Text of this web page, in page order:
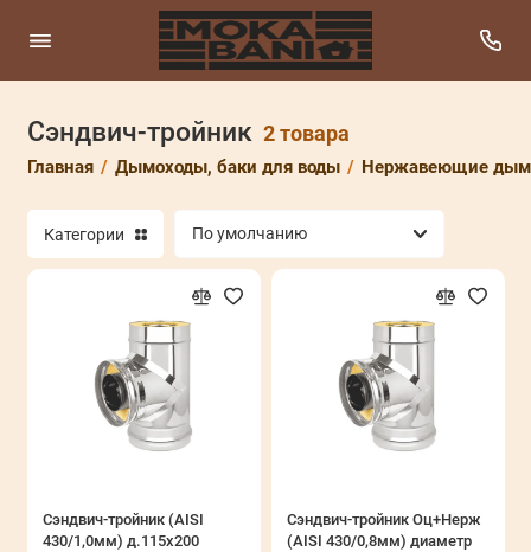
Сэндвич-тройник 2 товара
Главная Дымоходы, баки для воды Нержавеющие
Баки из нержавеющей стали
Баки нержавеющие
Дымоходы Ferrum
Дымоходы Schiedel
Дымоходы из нержавеющей стали Везувий
Дымоходы стальные LAVA
Крашенные дымоходы Везувий Black
Категории
Сэндвич-тройник (AISI
430/1,0мм) д.115х200
Сэндвич-тройник Оц+Нерж
(AISI 430/0,8мм) диаметр